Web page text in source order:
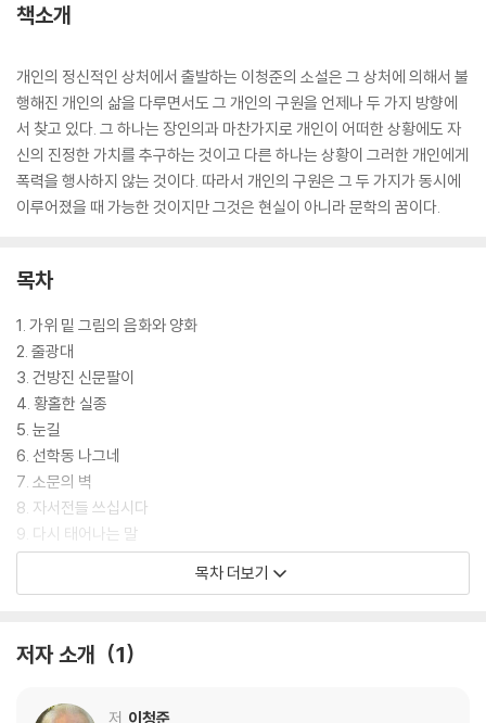
책소개
개인의 정신적인 상처에서 출발하는 이청준의 소설은 그 상처에 의해서 불
행해진 개인의 삶을 다루면서도 그 개인의 구원을 언제나 두 가지 방향에
서 찾고 있다. 그 하나는 장인의과 마찬가지로 개인이 어떠한 상황에도 자
신의 진정한 가치를 추구하는 것이고 다른 하나는 상황이 그러한 개인에게
폭력을 행사하지 않는 것이다. 따라서 개인의 구원은 그 두 가지가 동시에
이루어졌을 때 가능한 것이지만 그것은 현실이 아니라 문학의 꿈이다.
목차
1. 가위 밑 그림의 음화와 양화
2. 줄광대
3. 건방진 신문팔이
4. 황홀한 실종
5. 눈길
6. 선학동 나그네
7. 소문의 벽
8. 자서전들 쓰십시다
9. 다시 태어나는 말
10. 얼굴 없는 방문객
목차 더보기
저자 소개 1
저 이청준